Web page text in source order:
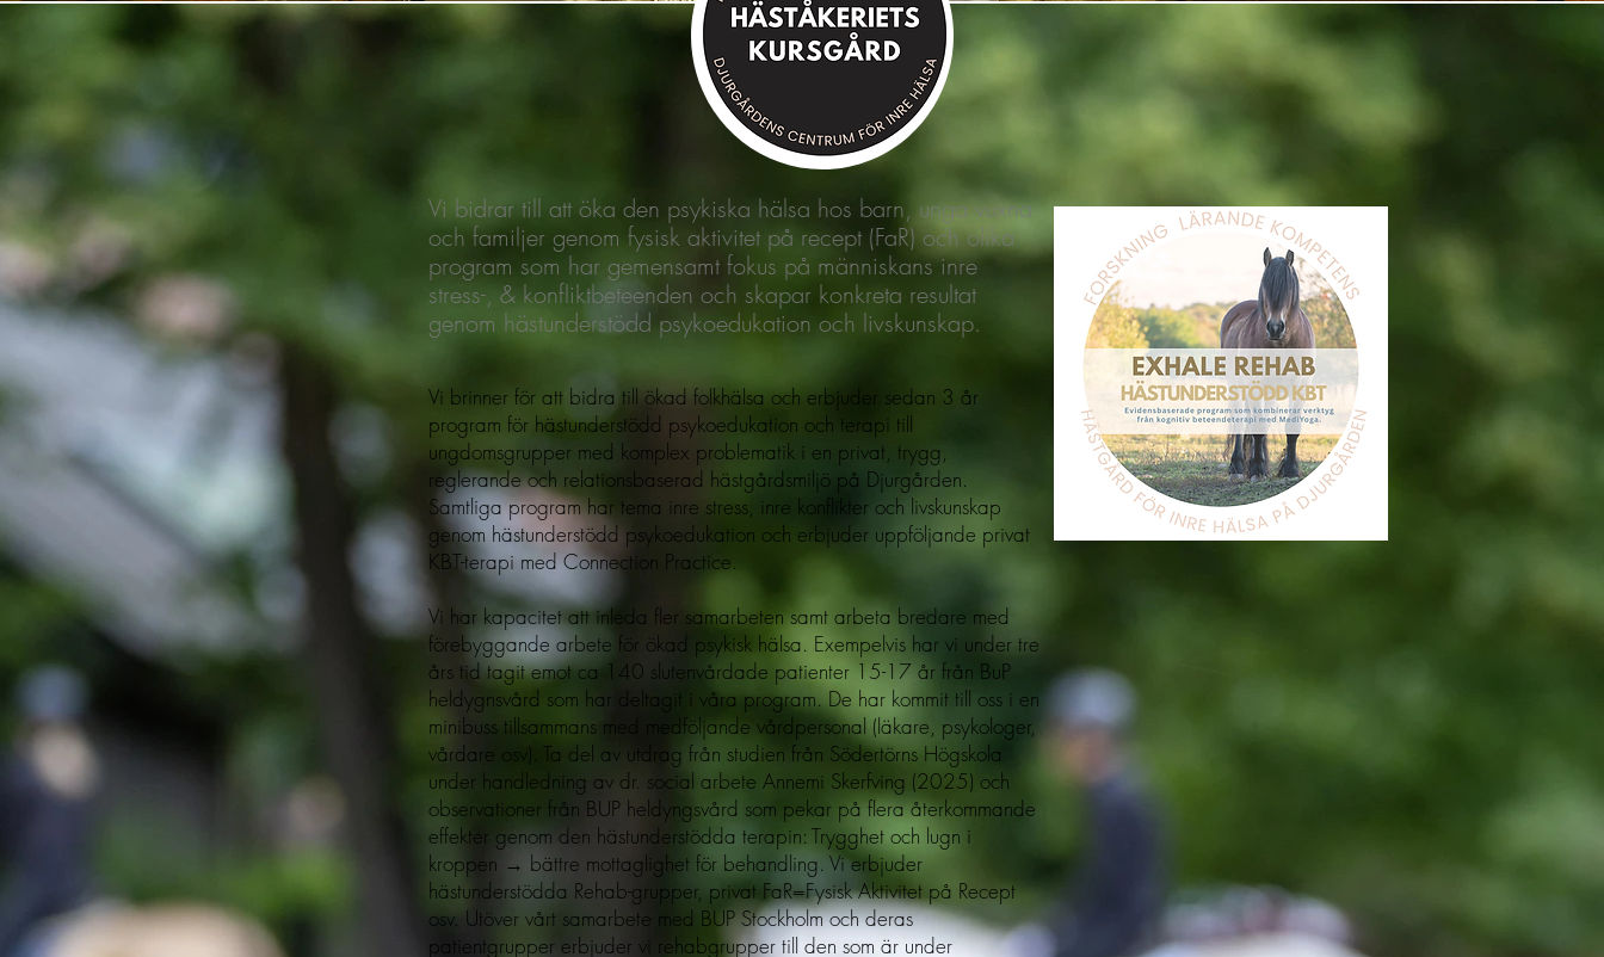
Vi bidrar till att öka den psykiska hälsa hos barn, unga vuxna
och familjer genom fysisk aktivitet på recept (FaR) och olika
program som har gemensamt fokus på människans inre
stress-, & konfliktbeteenden och skapar konkreta resultat
genom hästunderstödd psykoedukation och livskunskap.
Vi brinner för att bidra till ökad folkhälsa och erbjuder sedan 3 år
program för hästunderstödd psykoedukation och terapi till
ungdomsgrupper med komplex problematik i en privat, trygg,
reglerande och relationsbaserad hästgårdsmiljö på Djurgården.
Samtliga program har tema inre stress, inre konflikter och livskunskap
genom hästunderstödd psykoedukation och erbjuder uppföljande privat
KBT-terapi med Connection Practice.
Vi har kapacitet att inleda fler samarbeten samt arbeta bredare med
förebyggande arbete för ökad psykisk hälsa. Exempelvis har vi under tre
års tid tagit emot ca 140 slutenvårdade patienter 15-17 år från BuP
heldygnsvård som har deltagit i våra program. De har kommit till oss i en
minibuss tillsammans med medföljande vårdpersonal (läkare, psykologer,
vårdare osv). Ta del av utdrag från studien från Södertörns Högskola
under handledning av dr. social arbete Annemi Skerfving (2025) och
observationer från BUP heldyngsvård som pekar på flera återkommande
effekter genom den hästunderstödda terapin: Trygghet och lugn i
kroppen → bättre mottaglighet för behandling. Vi erbjuder
hästunderstödda Rehab-grupper, privat FaR=Fysisk Aktivitet på Recept
osv. Utöver vårt samarbete med BUP Stockholm och deras
patientgrupper erbjuder vi rehabgrupper till den som är under